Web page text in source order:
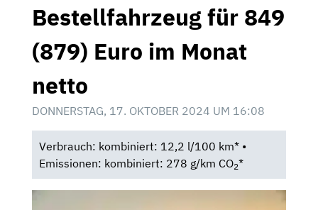
Bestellfahrzeug für 849
(879) Euro im Monat
netto
DONNERSTAG, 17. OKTOBER 2024 UM 16:08
Verbrauch: kombiniert: 12,2 l/100 km* •
Emissionen: kombiniert: 278 g/km CO2*